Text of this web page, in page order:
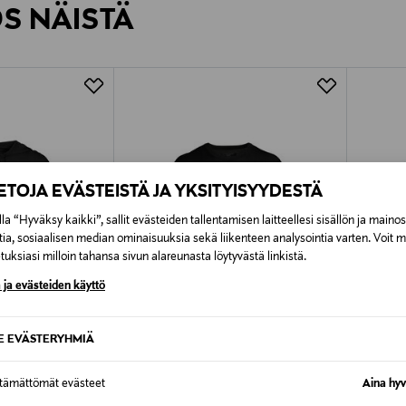
EVÄSTEISTÄ JA YKSITYISYYDESTÄ
“Hyväksy kaikki”, sallit evästeiden tallentamisen laitteellesi sisällön ja
sosiaalisen median ominaisuuksia sekä liikenteen analysointia varten. Voit
milloin tahansa sivun alareunasta löytyvästä linkistä.
ja evästeiden käyttö
EVÄSTERYHMIÄ
evästeet Aina
Alk. 6,90 €, kun toimitus on
NÄISTÄ